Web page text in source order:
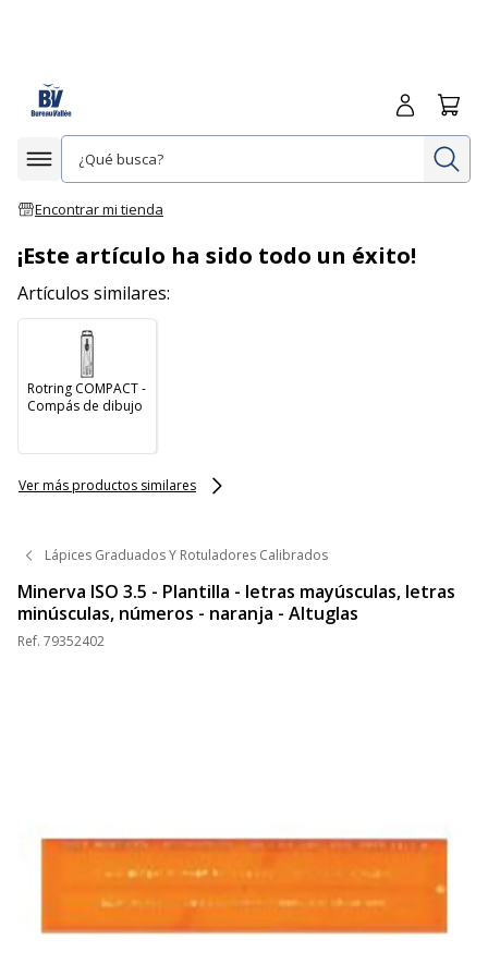
Afficher la navigation
Encontrar mi tienda
Iniciar
¡Este artículo ha sido todo un éxito!
Artículos similares:
Rotring COMPACT -
Compás de dibujo
Ver más productos similares
Lápices Graduados Y Rotuladores Calibrados
Minerva ISO 3.5 - Plantilla - letras mayúsculas, letras
minúsculas, números - naranja - Altuglas
Ref. 79352402